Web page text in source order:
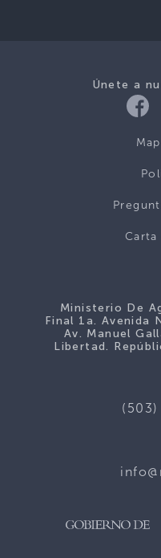
Únete a
Ministerio De
Final 1a. Avenida
Av. Manuel
Libertad.